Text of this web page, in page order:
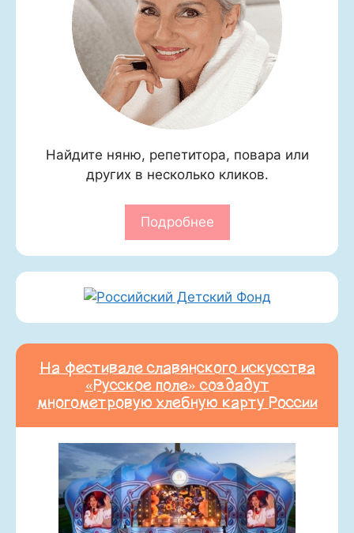
Найдите няню, репетитора, повара или
других в несколько кликов.
Подробнее
На фестивале славянского искусства
«Русское поле» создадут
многометровую хлебную карту России